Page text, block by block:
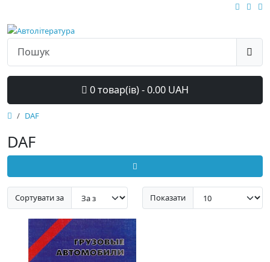
0 товар(ів) - 0.00 UAH
DAF
DAF
Сортувати за Показати